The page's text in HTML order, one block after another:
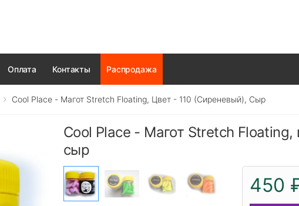
Оплата Контакты Распродажа
Cool Place - Магот Stretch Floating, Цвет - 110 (сиреневый), Сыр
Cool Place - Магот Stretch Floating,
сыр
450